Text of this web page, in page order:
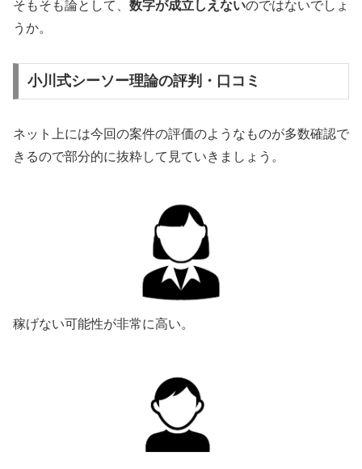
そもそも論として、 数字が成立しえないのではないでしょ
うか。
小川式シーソー理論の評判・口コミ
ネット上には今回の案件の評価のようなものが多数確認で
きるので部分的に抜粋して見ていきましょう。
稼げない可能性が非常に高い。